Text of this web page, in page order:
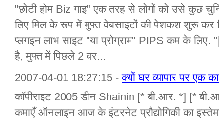
"छोटी होम Biz गाइ" एक तरह से लोगों को उसे कुछ
लिए मिल के रूप में मुफ्त वेबसाइटों की पेशकश शुरू कर
प्लगइन लाभ साइट "या प्रोग्राम" PIPS कम के
है, मुफ्त में पिछले 2 वर...
2007-04-01 18:27:15 -क्यों घर व्यापार पर एक
कॉपीराइट 2005 डीन Shainin [* बी.आर. *] [*
कमाएँ ऑनलाइन आज के इंटरनेट प्रौद्योगिकी का